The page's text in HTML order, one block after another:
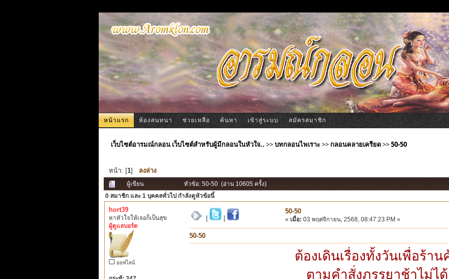
หน้าแรก ห้องสนทนา ช่วยเหลือ ค้นหา เข้าสู่ระบบ สมัครสมาชิก
เว็บไซต์อารมณ์กลอน เว็บไซต์สำหรับผู้มีกลอนในหัวใจ.. >>บทกลอนไพเราะ>>กลอนคลายเครียด>>50-50
หน้า: [1] ลงล่าง
ผู้เขียน
หัวข้อ: 50-50 (อ่าน 10605 ครั้ง)
0 สมาชิก และ 1 บุคคลทั่วไป กำลังดูหัวข้อนี้
hort39
หาหัวใจให้เจอก็เป็นสุข
ผู้ดูแลบอร์ด
ออฟไลน์
50-50
« เมื่อ: 03 พฤศจิกายน, 2568, 08:47:23 PM »
50-50
ต้องเดินเรื่องทั้งวันเพื่อร้าน
ตามคำสั่งภรรยาช้าไม่ได้